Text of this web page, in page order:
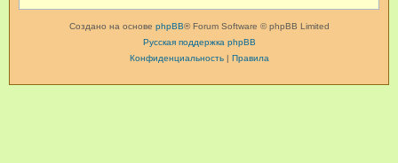
Создано на основе phpBB® Forum Software © phpBB Limited
Русская поддержка phpBB
Конфиденциальность| Правила